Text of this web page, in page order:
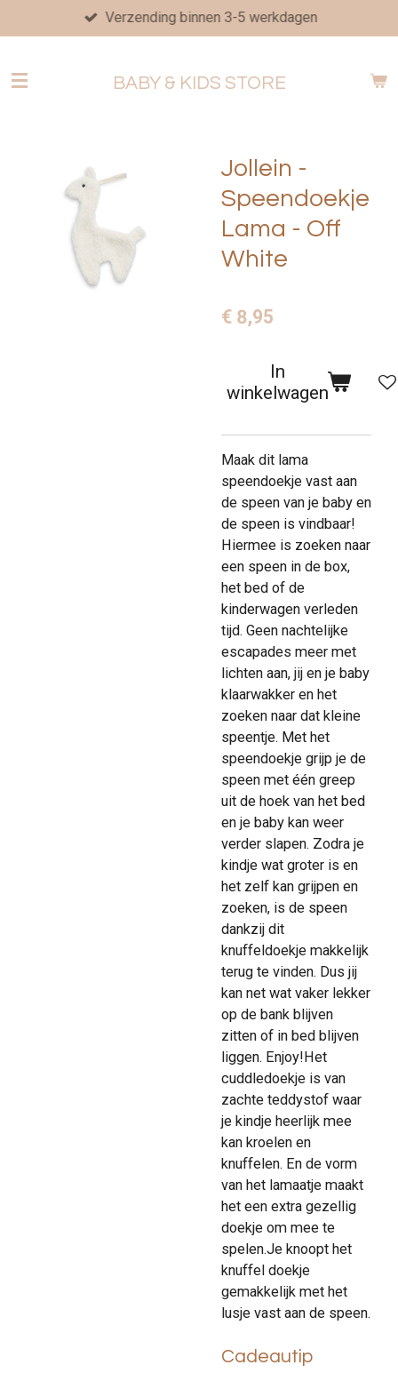
direct
de
Verzending binnen 3-5 werkdagen
BABY & KIDS STORE
Jollein -
Speendoekje
Lama - Off
White
€ 8,95
In
winkelwagen
Maak dit lama
speendoekje vast aan
de speen van je baby en
de speen is vindbaar!
Hiermee is zoeken naar
een speen in de box,
het bed of de
kinderwagen verleden
tijd. Geen nachtelijke
escapades meer met
lichten aan, jij en je baby
klaarwakker en het
zoeken naar dat kleine
speentje. Met het
speendoekje grijp je de
speen met één greep
uit de hoek van het bed
en je baby kan weer
verder slapen. Zodra je
kindje wat groter is en
het zelf kan grijpen en
zoeken, is de speen
dankzij dit
knuffeldoekje makkelijk
terug te vinden. Dus jij
kan net wat vaker lekker
op de bank blijven
zitten of in bed blijven
liggen. Enjoy!Het
cuddledoekje is van
zachte teddystof waar
je kindje heerlijk mee
kan kroelen en
knuffelen. En de vorm
van het lamaatje maakt
het een extra gezellig
doekje om mee te
spelen.Je knoopt het
knuffel doekje
gemakkelijk met het
lusje vast aan de speen.
Cadeautip